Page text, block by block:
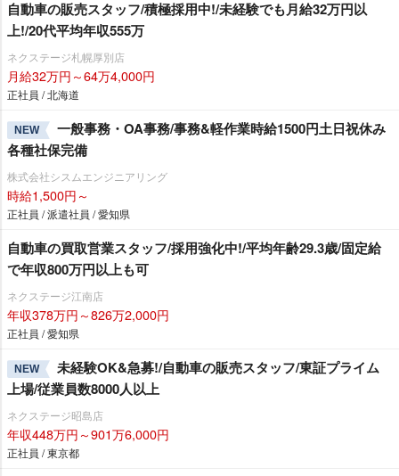
自動車の販売スタッフ/積極採用中!/未経験でも月給32万円以
上!/20代平均年収555万
ネクステージ札幌厚別店
月給32万円～64万4,000円
正社員 / 北海道
NEW
一般事務・OA事務/事務&軽作業時給1500円土日祝休み
各種社保完備
株式会社シスムエンジニアリング
時給1,500円～
正社員 / 派遣社員 / 愛知県
自動車の買取営業スタッフ/採用強化中!/平均年齢29.3歳/固定給
で年収800万円以上も可
ネクステージ江南店
年収378万円～826万2,000円
正社員 / 愛知県
NEW
未経験OK&急募!/自動車の販売スタッフ/東証プライム
上場/従業員数8000人以上
ネクステージ昭島店
年収448万円～901万6,000円
正社員 / 東京都